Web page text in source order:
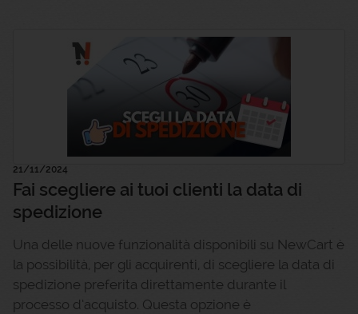
21/11/2024
Fai scegliere ai tuoi clienti la data di
spedizione
Una delle nuove funzionalità disponibili su NewCart è
la possibilità, per gli acquirenti, di scegliere la data di
spedizione preferita direttamente durante il
processo d’acquisto. Questa opzione è